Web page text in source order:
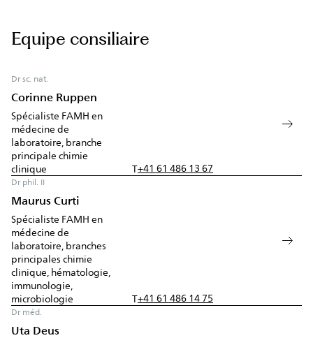
Equipe consiliaire
Dr sc. nat.
Corinne Ruppen
Spécialiste FAMH en
médecine de
laboratoire, branche
principale chimie
clinique
T+41 61 486 13 67
Dr phil. II
Maurus Curti
Spécialiste FAMH en
médecine de
laboratoire, branches
principales chimie
clinique, hématologie,
immunologie,
microbiologie
T+41 61 486 14 75
Dr méd.
Uta Deus